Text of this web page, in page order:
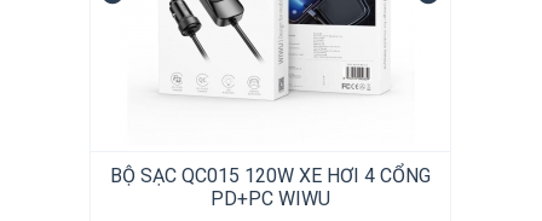
BỘ SẠC QC015 120W XE HƠI 4 CỔNG
PD+PC WIWU